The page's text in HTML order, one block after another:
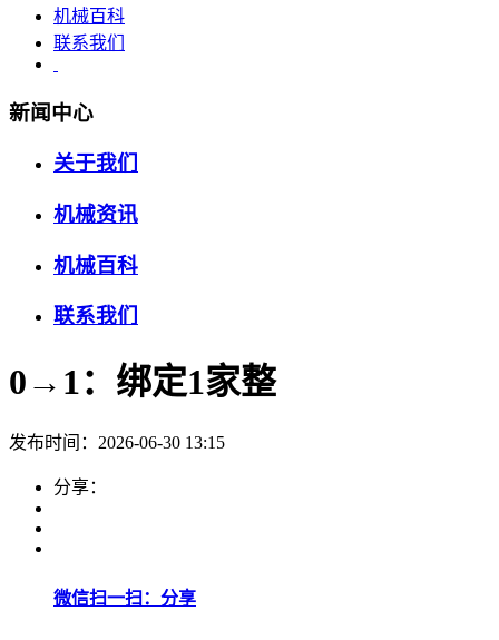
机械百科
联系我们
新闻中心
关于我们
机械资讯
机械百科
联系我们
0→1：绑定1家整
发布时间：2026-06-30 13:15
分享：
微信扫一扫：分享